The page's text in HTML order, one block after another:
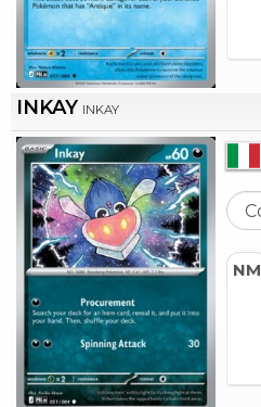
INKAY INKAY
NM